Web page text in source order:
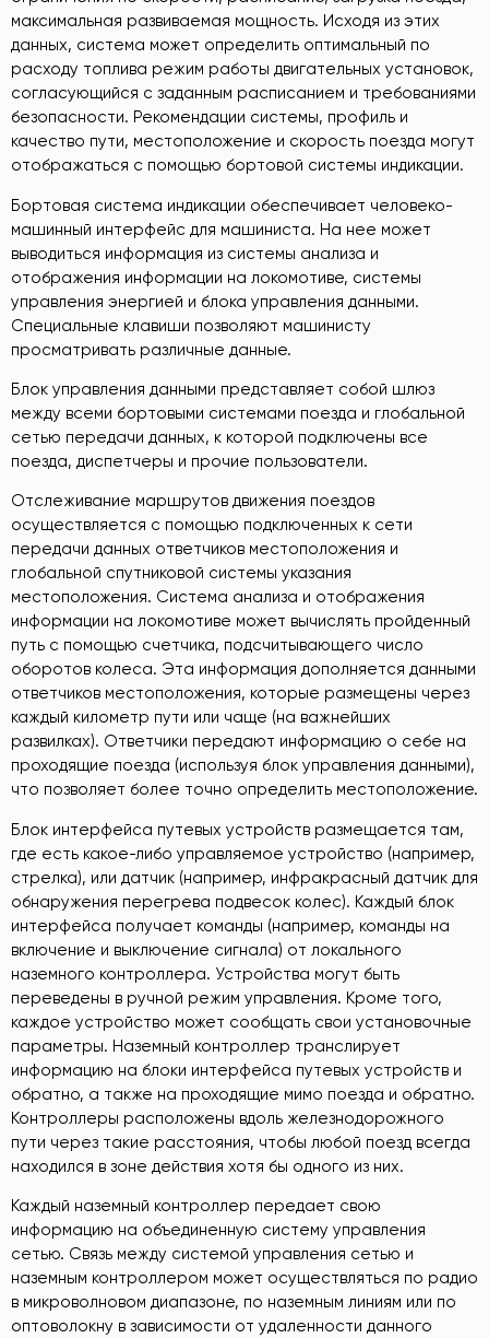
максимальная развиваемая мощность. Исходя из этих
данных, система может определить оптимальный по
расходу топлива режим работы двигательных установок,
согласующийся с заданным расписанием и требованиями
безопасности. Рекомендации системы, профиль и
качество пути, местоположение и скорость поезда могут
отображаться с помощью бортовой системы индикации.
Бортовая система индикации обеспечивает человеко-
машинный интерфейс для машиниста. На нее может
выводиться информация из системы анализа и
отображения информации на локомотиве, системы
управления энергией и блока управления данными.
Специальные клавиши позволяют машинисту
просматривать различные данные.
Блок управления данными представляет собой шлюз
между всеми бортовыми системами поезда и глобальной
сетью передачи данных, к которой подключены все
поезда, диспетчеры и прочие пользователи.
Отслеживание маршрутов движения поездов
осуществляется с помощью подключенных к сети
передачи данных ответчиков местоположения и
глобальной спутниковой системы указания
местоположения. Система анализа и отображения
информации на локомотиве может вычислять пройденный
путь с помощью счетчика, подсчитывающего число
оборотов колеса. Эта информация дополняется данными
ответчиков местоположения, которые размещены через
каждый километр пути или чаще (на важнейших
развилках). Ответчики передают информацию о себе на
проходящие поезда (используя блок управления данными),
что позволяет более точно определить местоположение.
Блок интерфейса путевых устройств размещается там,
где есть какое-либо управляемое устройство (например,
стрелка), или датчик (например, инфракрасный датчик для
обнаружения перегрева подвесок колес). Каждый блок
интерфейса получает команды (например, команды на
включение и выключение сигнала) от локального
наземного контроллера. Устройства могут быть
переведены в ручной режим управления. Кроме того,
каждое устройство может сообщать свои установочные
параметры. Наземный контроллер транслирует
информацию на блоки интерфейса путевых устройств и
обратно, а также на проходящие мимо поезда и обратно.
Контроллеры расположены вдоль железнодорожного
пути через такие расстояния, чтобы любой поезд всегда
находился в зоне действия хотя бы одного из них.
Каждый наземный контроллер передает свою
информацию на объединенную систему управления
сетью. Связь между системой управления сетью и
наземным контроллером может осуществляться по радио
в микроволновом диапазоне, по наземным линиям или по
оптоволокну в зависимости от удаленности данного